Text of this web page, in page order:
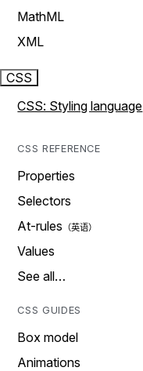
MathML
XML
CSS
CSS: Styling language
CSS REFERENCE
Properties
Selectors
At-rules
Values
See all…
CSS GUIDES
Box model
Animations